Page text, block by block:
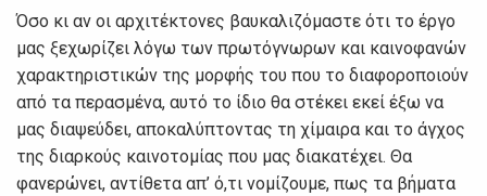
Όσο κι αν οι αρχιτέκτονες βαυκαλιζόμαστε ότι το έργο
μας ξεχωρίζει λόγω των πρωτόγνωρων και καινοφανών
χαρακτηριστικών της μορφής του που το διαφοροποιούν
από τα περασμένα, αυτό το ίδιο θα στέκει εκεί έξω να
μας διαψεύδει, αποκαλύπτοντας τη χίμαιρα και το άγχος
της διαρκούς καινοτομίας που μας διακατέχει. Θα
φανερώνει, αντίθετα απ’ ό,τι νομίζουμε, πως τα βήματα